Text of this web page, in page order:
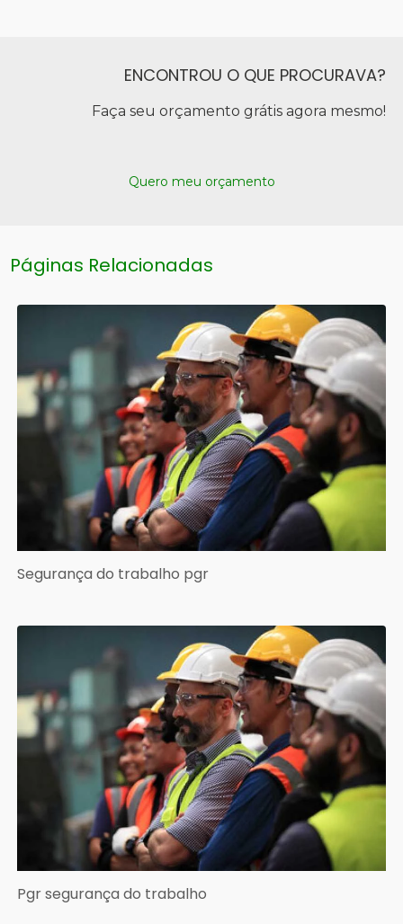
ENCONTROU O QUE PROCURAVA?
Faça seu orçamento grátis agora mesmo!
Quero meu orçamento
Páginas Relacionadas
Segurança do trabalho pgr
Pgr segurança do trabalho